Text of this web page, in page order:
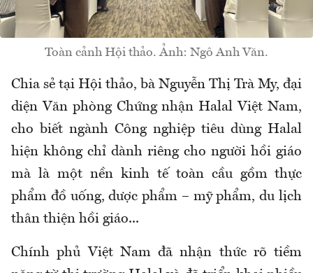
Toàn cảnh Hội thảo. Ảnh: Ngô Anh Văn.
Chia sẻ tại Hội thảo, bà Nguyễn Thị Trà My, đại
diện Văn phòng Chứng nhận Halal Việt Nam,
cho biết ngành Công nghiệp tiêu dùng Halal
hiện không chỉ dành riêng cho người hồi giáo
mà là một nền kinh tế toàn cầu gồm thực
phẩm đồ uống, dược phẩm – mỹ phẩm, du lịch
thân thiện hồi giáo...
Chính phủ Việt Nam đã nhận thức rõ tiềm